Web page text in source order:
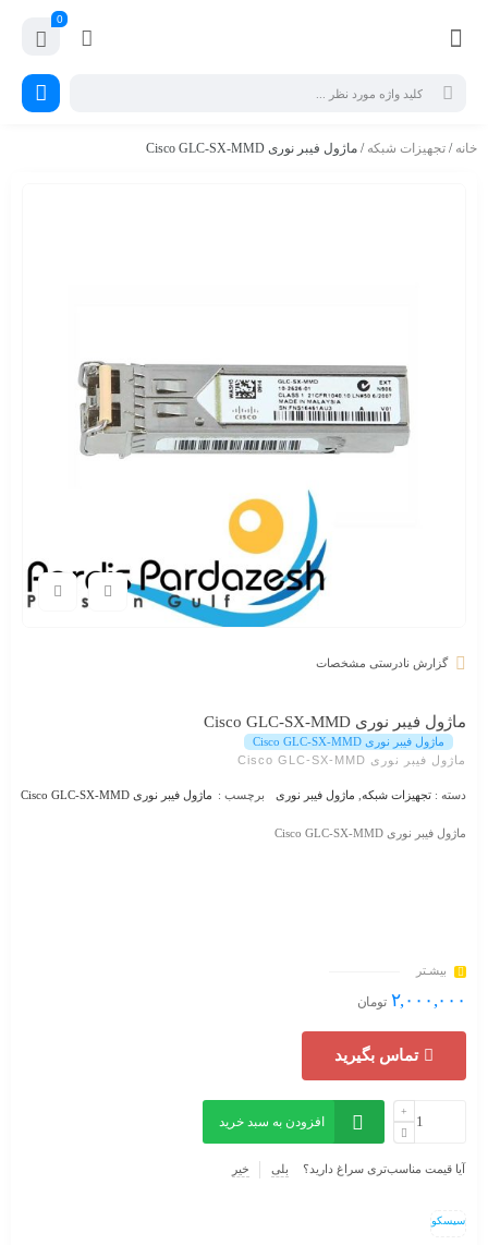
0
خانه / تجهیزات شبکه / ماژول فیبر نوری Cisco GLC-SX-MMD
گزارش نادرستی مشخصات
ماژول فیبر نوری Cisco GLC-SX-MMD
ماژول فیبر نوری Cisco GLC-SX-MMD
ماژول فیبر نوری Cisco GLC-SX-MMD
دسته : تجهیزات شبکه ماژول فیبر نوری برچسب : ماژول فیبر نوری Cisco GLC-SX-MMD
ماژول فیبر نوری Cisco GLC-SX-MMD
بیشـتر
۲,۰۰۰,۰۰۰ تومان
تماس بگیرید
افزودن به سبد خرید
آیا قیمت مناسب‌تری سراغ دارید؟ بلی خیر
سیسکو